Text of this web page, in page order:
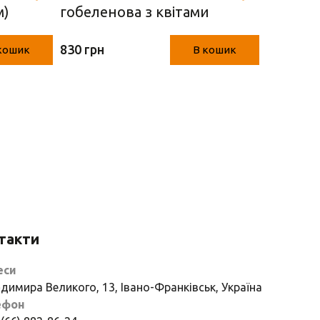
гобеленова з квітами
830 грн В кошик
Великого, 13, Івано-Франківськ, Україна